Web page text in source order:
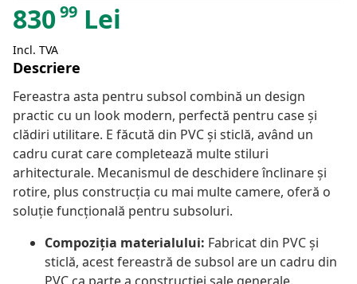
83099 Lei
Incl. TVA
Descriere
Fereastra asta pentru subsol combină un design
practic cu un look modern, perfectă pentru case și
clădiri utilitare. E făcută din PVC și sticlă, având un
cadru curat care completează multe stiluri
arhitecturale. Mecanismul de deschidere înclinare și
rotire, plus construcția cu mai multe camere, oferă o
soluție funcțională pentru subsoluri.
Compoziția materialului: Fabricat din PVC și
sticlă, acest fereastră de subsol are un cadru din